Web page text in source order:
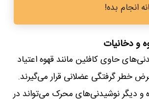
انجام بده!
و دخانیات
حاوی کافئین مانند قهوه اعتیاد
خطر گرفتگی عضلانی قرار می‌گیرند.
دیگر نوشیدنی‌های محرک می‌تواند در